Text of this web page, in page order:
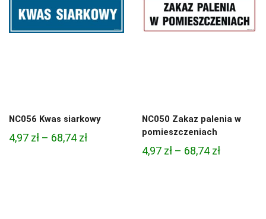
NC056 Kwas siarkowy
4,97 zł – 68,74 złZakres
NC050 Zakaz palenia w
pomieszczeniach
4,97 zł – 68,74 złZakres